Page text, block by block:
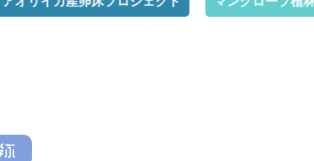
ぶ